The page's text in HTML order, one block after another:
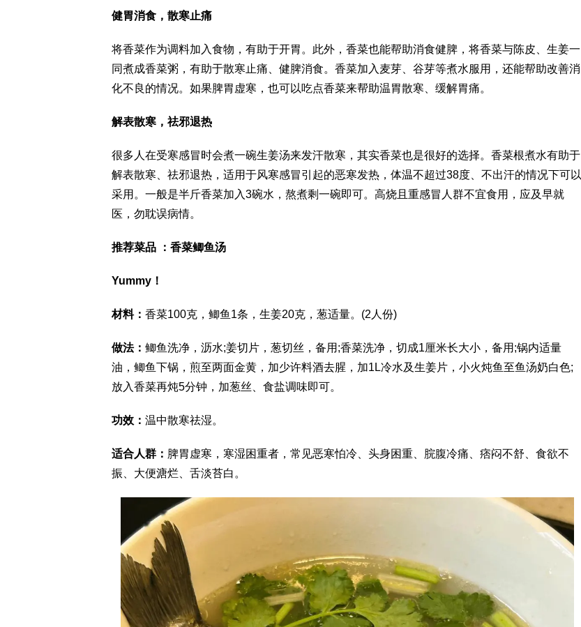
健胃消食，散寒止痛
将香菜作为调料加入食物，有助于开胃。此外，香菜也能帮助消食健脾，将香菜与陈皮、生姜一
同煮成香菜粥，有助于散寒止痛、健脾消食。香菜加入麦芽、谷芽等煮水服用，还能帮助改善消
化不良的情况。如果脾胃虚寒，也可以吃点香菜来帮助温胃散寒、缓解胃痛。
解表散寒，祛邪退热
很多人在受寒感冒时会煮一碗生姜汤来发汗散寒，其实香菜也是很好的选择。香菜根煮水有助于
解表散寒、祛邪退热，适用于风寒感冒引起的恶寒发热，体温不超过38度、不出汗的情况下可以
采用。一般是半斤香菜加入3碗水，熬煮剩一碗即可。高烧且重感冒人群不宜食用，应及早就
医，勿耽误病情。
推荐菜品 ：香菜鲫鱼汤
Yummy！
材料： 香菜100克，鲫鱼1条，生姜20克，葱适量。(2人份)
做法： 鲫鱼洗净，沥水;姜切片，葱切丝，备用;香菜洗净，切成1厘米长大小，备用;锅内适量
油，鲫鱼下锅，煎至两面金黄，加少许料酒去腥，加1L冷水及生姜片，小火炖鱼至鱼汤奶白色;
放入香菜再炖5分钟，加葱丝、食盐调味即可。
功效： 温中散寒祛湿。
适合人群： 脾胃虚寒，寒湿困重者，常见恶寒怕冷、头身困重、脘腹冷痛、痞闷不舒、食欲不
振、大便溏烂、舌淡苔白。